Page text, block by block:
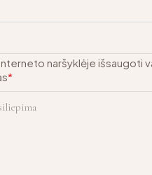
*
naršyklėje išsaugoti